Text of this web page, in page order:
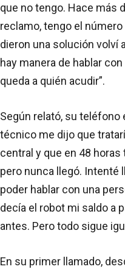
que no tengo. Hace más
reclamo, tengo el
dieron una solución volví
hay manera de hablar
queda a quién acudir”.
Según relató, su teléfono
técnico me dijo que
central y que en 48
pero nunca llegó. Intenté
poder hablar con una
decía el robot mi saldo a
antes. Pero todo sigue
En su primer llamado,